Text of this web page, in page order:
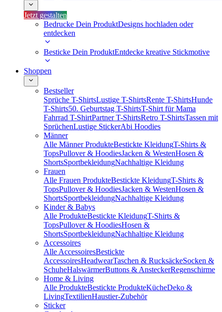
Jetzt gestalten
Bedrucke Dein ProduktDesigns hochladen oder
entdecken
Besticke Dein ProduktEntdecke kreative Stickmotive
Shoppen
Bestseller
Sprüche T-ShirtsLustige T-ShirtsRente T-ShirtsHunde
T-Shirts50. Geburtstag T-ShirtsT-Shirt für Mama
Fahrrad T-ShirtPartner T-ShirtsRetro T-ShirtsTassen mit
SprüchenLustige StickerAbi Hoodies
Männer
Alle Männer ProdukteBestickte KleidungT-Shirts &
TopsPullover & HoodiesJacken & WestenHosen &
ShortsSportbekleidungNachhaltige Kleidung
Frauen
Alle Frauen ProdukteBestickte KleidungT-Shirts &
TopsPullover & HoodiesJacken & WestenHosen &
ShortsSportbekleidungNachhaltige Kleidung
Kinder & Babys
Alle ProdukteBestickte KleidungT-Shirts &
TopsPullover & HoodiesHosen &
ShortsSportbekleidungNachhaltige Kleidung
Accessoires
Alle AccessoiresBestickte
AccessoiresHeadwearTaschen & RucksäckeSocken &
SchuheHalswärmerButtons & AnsteckerRegenschirme
Home & Living
Alle ProdukteBestickte ProdukteKücheDeko &
LivingTextilienHaustier-Zubehör
Sticker